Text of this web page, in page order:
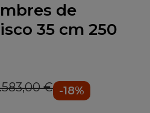
de
35 cm 250
€ -18%